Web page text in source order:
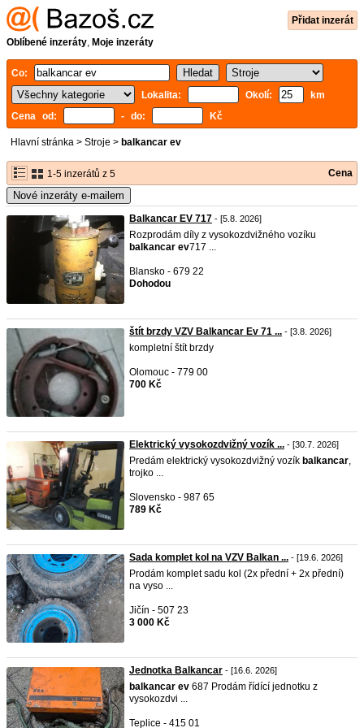
Přidat inzerát
Oblíbené inzeráty, Moje inzeráty
Co:
Lokalita:
Okolí:
km
Cena od:
- do: Kč
Hlavní stránka > Stroje > balkancar ev
1-5 inzerátů z 5 Cena
Nové inzeráty e-mailem
Balkancar EV 717 - [5.8. 2026]
Rozprodám díly z vysokozdvižného vozíku
balkancar ev717 ...
Blansko - 679 22
Dohodou
štít brzdy VZV Balkancar Ev 71 ... - [3.8. 2026]
kompletní štít brzdy
Olomouc - 779 00
700 Kč
Elektrický vysokozdvižný vozík ... - [30.7. 2026]
Predám elektrický vysokozdvižný vozík balkancar,
trojko ...
Slovensko - 987 65
789 Kč
Sada komplet kol na VZV Balkan ... - [19.6. 2026]
Prodám komplet sadu kol (2x přední + 2x přední)
na vyso ...
Jičín - 507 23
3 000 Kč
Jednotka Balkancar - [16.6. 2026]
balkancar ev 687 Prodám řídící jednotku z
vysokozdvi ...
Teplice - 415 01